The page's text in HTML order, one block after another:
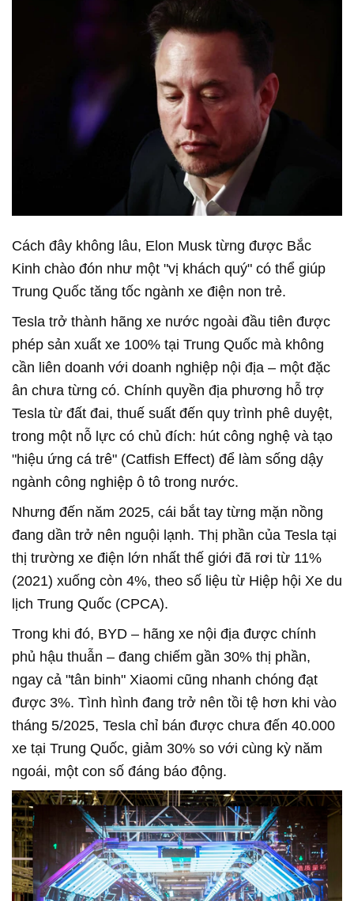
Cách đây không lâu, Elon Musk từng được Bắc
Kinh chào đón như một "vị khách quý" có thể giúp
Trung Quốc tăng tốc ngành xe điện non trẻ.
Tesla trở thành hãng xe nước ngoài đầu tiên được
phép sản xuất xe 100% tại Trung Quốc mà không
cần liên doanh với doanh nghiệp nội địa – một đặc
ân chưa từng có. Chính quyền địa phương hỗ trợ
Tesla từ đất đai, thuế suất đến quy trình phê duyệt,
trong một nỗ lực có chủ đích: hút công nghệ và tạo
"hiệu ứng cá trê" (Catfish Effect) để làm sống dậy
ngành công nghiệp ô tô trong nước.
Nhưng đến năm 2025, cái bắt tay từng mặn nồng
đang dần trở nên nguội lạnh. Thị phần của Tesla tại
thị trường xe điện lớn nhất thế giới đã rơi từ 11%
(2021) xuống còn 4%, theo số liệu từ Hiệp hội Xe du
lịch Trung Quốc (CPCA).
Trong khi đó, BYD – hãng xe nội địa được chính
phủ hậu thuẫn – đang chiếm gần 30% thị phần,
ngay cả "tân binh" Xiaomi cũng nhanh chóng đạt
được 3%. Tình hình đang trở nên tồi tệ hơn khi vào
tháng 5/2025, Tesla chỉ bán được chưa đến 40.000
xe tại Trung Quốc, giảm 30% so với cùng kỳ năm
ngoái, một con số đáng báo động.